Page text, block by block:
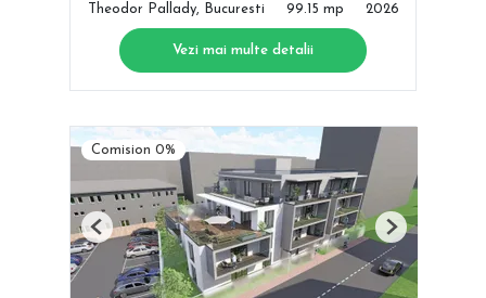
Theodor Pallady, Bucuresti 99.15 mp 2026
Vezi mai multe detalii
Comision 0%
Previous Next